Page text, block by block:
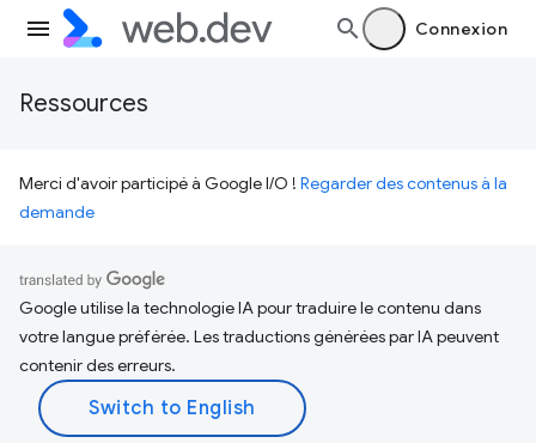
Connexion
Ressources
Merci d'avoir participé à Google I/O ! Regarder des contenus à la
demande
Google utilise la technologie IA pour traduire le contenu dans
votre langue préférée. Les traductions générées par IA peuvent
contenir des erreurs.